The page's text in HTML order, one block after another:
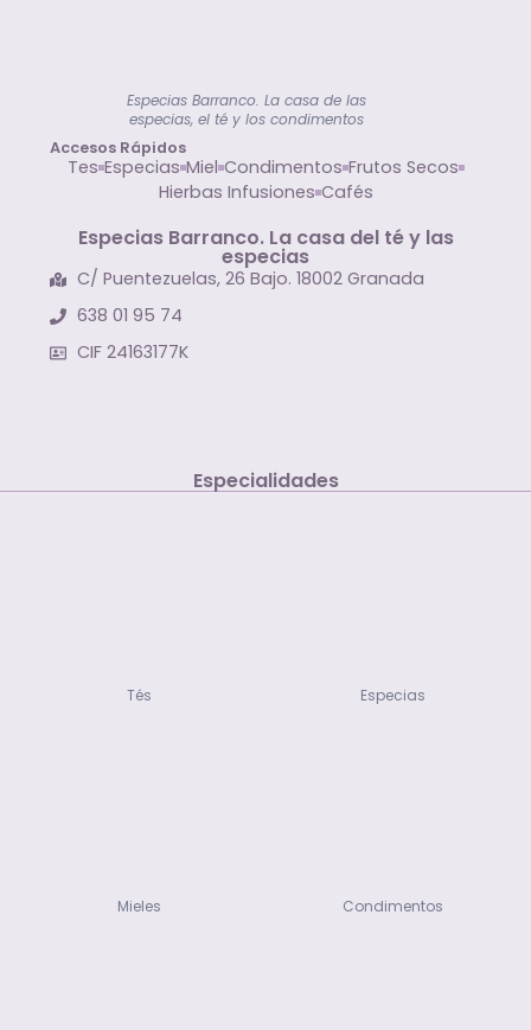
Especias Barranco. La casa de las
especias, el té y los condimentos
Accesos Rápidos
Tes Especias Miel Condimentos Frutos Secos
Hierbas Infusiones Cafés
Especias Barranco. La casa del té y las
especias
C/ Puentezuelas, 26 Bajo. 18002 Granada
638 01 95 74
CIF 24163177K
Especialidades
Tés Especias
Mieles Condimentos